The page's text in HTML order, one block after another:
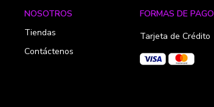
NOSOTROS
Tiendas
Contáctenos
FORMAS DE PAGO
Tarjeta de Crédito